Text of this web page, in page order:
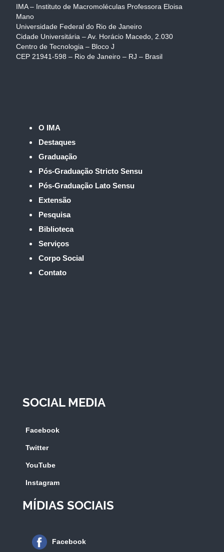
IMA – Instituto de Macromoléculas Professora Eloisa
Mano
Universidade Federal do Rio de Janeiro
Cidade Universitária – Av. Horácio Macedo, 2.030
Centro de Tecnologia – Bloco J
CEP 21941-598 – Rio de Janeiro – RJ – Brasil
O IMA
Destaques
Graduação
Pós-Graduação Stricto Sensu
Pós-Graduação Lato Sensu
Extensão
Pesquisa
Biblioteca
Serviços
Corpo Social
Contato
SOCIAL MEDIA
Facebook
Twitter
YouTube
Instagram
MÍDIAS SOCIAIS
Facebook